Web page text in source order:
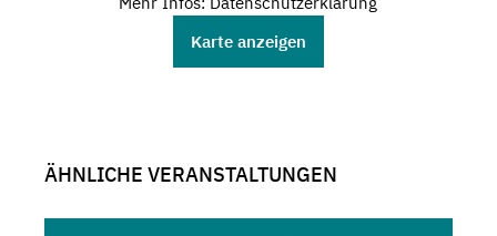
Karte anzeigen
ÄHNLICHE VERANSTALTUNGEN